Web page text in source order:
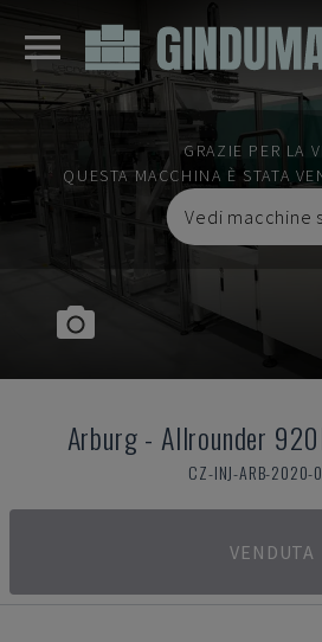
GRAZIE PER LA
QUESTA MACCHINA È STATA
Vedi macchine
Arburg- Allrounder
CZ-INJ-ARB-2020-
VENDUTA